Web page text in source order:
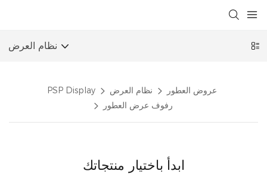
نظام العرض
PSP Display نظام العرض
عروض العطور
رفوف عرض العطور
ابدأ باختيار منتجاتك